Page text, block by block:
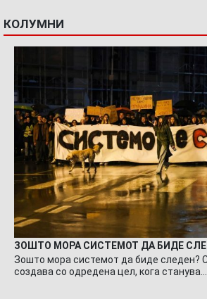
КОЛУМНИ
ЗОШТО МОРА СИСТЕМОТ ДА БИДЕ
Зошто мора системот да биде следен?
создава со одредена цел, кога станува…